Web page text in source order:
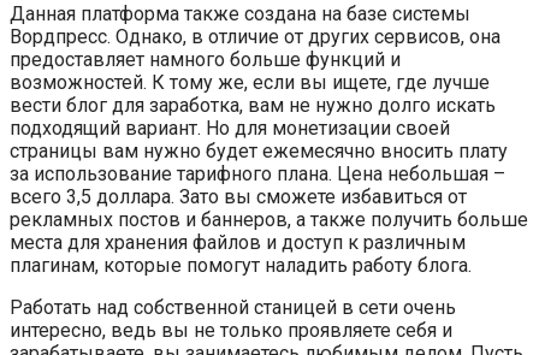
Данная платформа также создана на базе системы
Вордпресс. Однако, в отличие от других сервисов, она
предоставляет намного больше функций и
возможностей. К тому же, если вы ищете, где лучше
вести блог для заработка, вам не нужно долго искать
подходящий вариант. Но для монетизации своей
страницы вам нужно будет ежемесячно вносить плату
за использование тарифного плана. Цена небольшая –
всего 3,5 доллара. Зато вы сможете избавиться от
рекламных постов и баннеров, а также получить больше
места для хранения файлов и доступ к различным
плагинам, которые помогут наладить работу блога.
Работать над собственной станицей в сети очень
интересно, ведь вы не только проявляете себя и